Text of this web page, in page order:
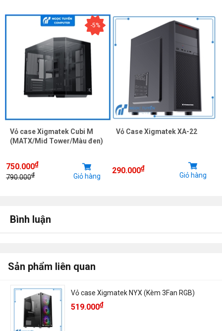
-5%
Vỏ case Xigmatek Cubi M
(MATX/Mid Tower/Màu đen)
750.000₫
790.000₫ Giỏ hàng
Vỏ Case Xigmatek XA-22
290.000₫
Giỏ hàng
Bình luận
Sản phẩm liên quan
Vỏ case Xigmatek NYX (Kèm 3Fan RGB)
519.000₫